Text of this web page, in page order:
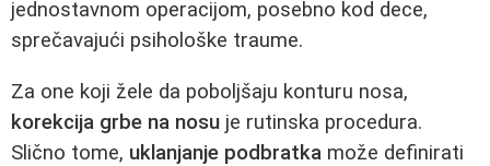
jednostavnom operacijom, posebno kod dece,
sprečavajući psihološke traume.
Za one koji žele da poboljšaju konturu nosa,
korekcija grbe na nosu je rutinska procedura.
Slično tome, uklanjanje podbratka može definirati